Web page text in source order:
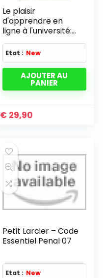
Le plaisir
d'apprendre en
ligne à l'université:
Implication et
pédagogie (2009)
Etat : New
AJOUTER AU
PANIER
€ 29,90
Petit Larcier – Code
Essentiel Penal 07
Etat : New